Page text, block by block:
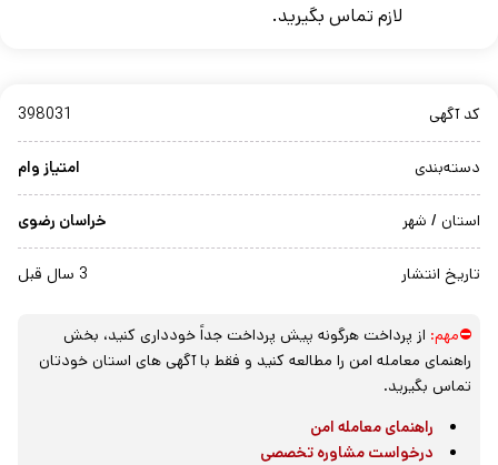
لازم تماس بگيريد.
کد آگهی 398031
دسته‌بندی امتیاز وام
استان / شهر خراسان رضوی
تاریخ انتشار 3 سال قبل
⛔مهم: از پرداخت هرگونه پیش پرداخت جداً خودداری کنید، بخش
راهنمای معامله امن را مطالعه کنید و فقط با آگهی های استان خودتان
تماس بگیرید.
راهنمای معامله امن
درخواست مشاوره تخصصی